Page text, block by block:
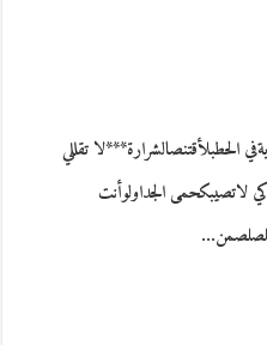
الحطبلأقتنصالشرارة***لا تقللي
لاتصيبكحمى الجداولوأنت